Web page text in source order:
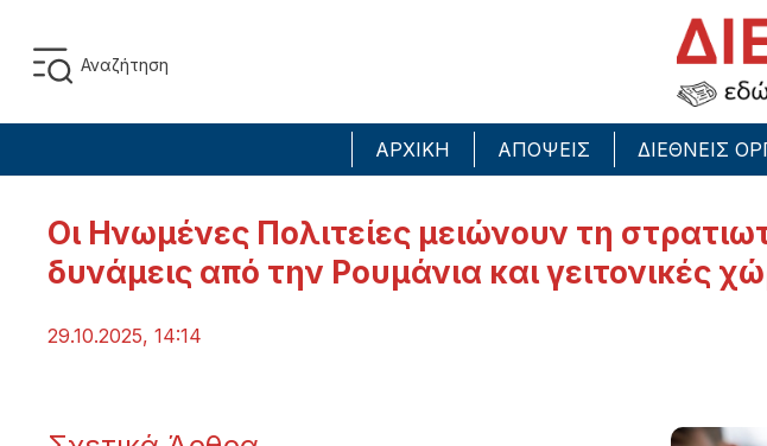
ΑΡΧΙΚΗ ΑΠΟΨΕΙΣ ΔΙΕΘΝΕΙΣ
Οι Ηνωμένες Πολιτείες μειώνουν τη
δυνάμεις από την Ρουμάνια και γειτονικές
29.10.2025, 14:14